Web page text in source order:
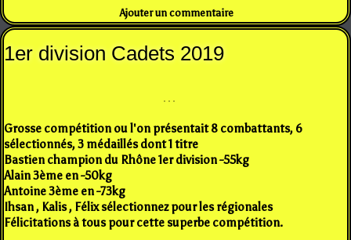
Ajouter un commentaire
1er division Cadets 2019
Grosse compétition ou l'on présentait 8 combattants, 6
sélectionnés, 3 médaillés dont 1 titre
Bastien champion du Rhône 1er division -55kg
Alain 3ème en -50kg
Antoine 3ème en -73kg
Ihsan , Kalis , Félix sélectionnez pour les régionales
Félicitations à tous pour cette superbe compétition.